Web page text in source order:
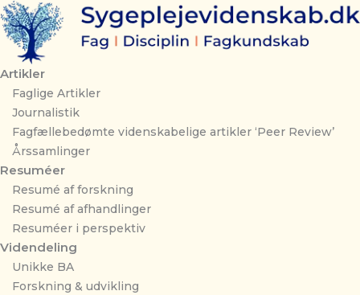
Gå
til
indholdet
Artikler
Faglige Artikler
Journalistik
Fagfællebedømte videnskabelige artikler ‘Peer Review’
Årssamlinger
Resuméer
Resumé af forskning
Resumé af afhandlinger
Resuméer i perspektiv
Videndeling
Unikke BA
Forskning & udvikling